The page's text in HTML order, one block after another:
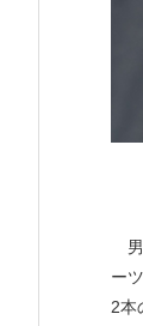
ー
2本